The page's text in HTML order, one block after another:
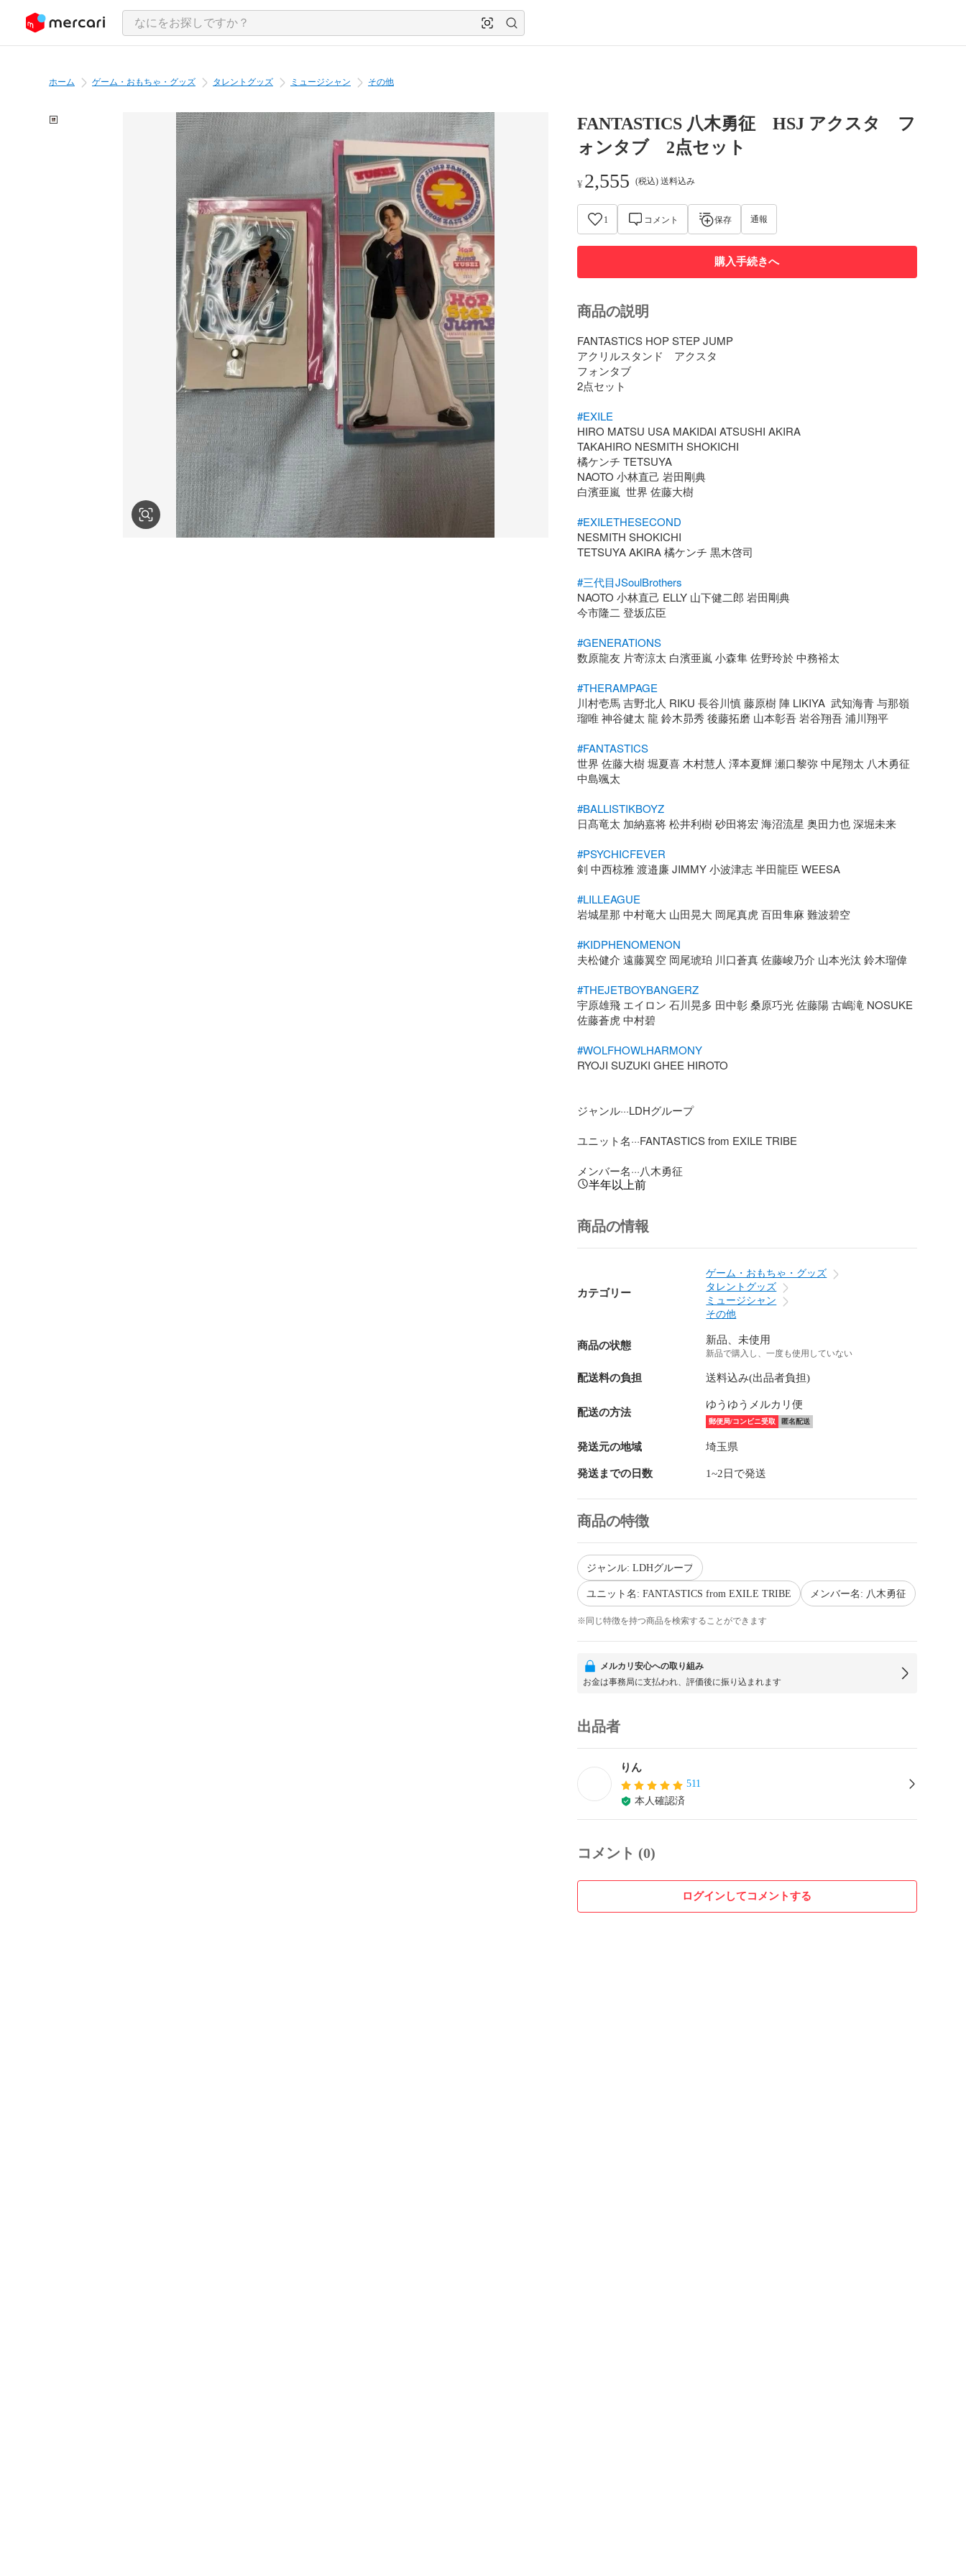
ツにスキップ
ホーム ゲーム・おもちゃ・グッズ タレントグッズ ミュージシャン その他
FANTASTICS 八木勇征 HSJ アクスタ フ
ォンタブ 2点セット
¥ 2,555 (税込) 送料込み
1 コメント 保存 通報
購入手続きへ
商品の説明
FANTASTICS HOP STEP JUMP
アクリルスタンド　アクスタ
フォンタブ
2点セット
#EXILE
HIRO MATSU USA MAKIDAI ATSUSHI AKIRA
TAKAHIRO NESMITH SHOKICHI
橘ケンチ TETSUYA
NAOTO 小林直己 岩田剛典
白濱亜嵐  世界 佐藤大樹
#EXILETHESECOND
NESMITH SHOKICHI
TETSUYA AKIRA 橘ケンチ 黒木啓司
#三代目JSoulBrothers
NAOTO 小林直己 ELLY 山下健二郎 岩田剛典
今市隆二 登坂広臣
#GENERATIONS
数原龍友 片寄涼太 白濱亜嵐 小森隼 佐野玲於 中務裕太
#THERAMPAGE
川村壱馬 吉野北人 RIKU 長谷川慎 藤原樹 陣 LIKIYA  武知海青 与那嶺
瑠唯 神谷健太 龍 鈴木昴秀 後藤拓磨 山本彰吾 岩谷翔吾 浦川翔平
#FANTASTICS
世界 佐藤大樹 堀夏喜 木村慧人 澤本夏輝 瀬口黎弥 中尾翔太 八木勇征
中島颯太
#BALLISTIKBOYZ
日髙竜太 加納嘉将 松井利樹 砂田将宏 海沼流星 奥田力也 深堀未来
#PSYCHICFEVER
剣 中西椋雅 渡邉廉 JIMMY 小波津志 半田龍臣 WEESA
#LILLEAGUE
岩城星那 中村竜大 山田晃大 岡尾真虎 百田隼麻 難波碧空
#KIDPHENOMENON
夫松健介 遠藤翼空 岡尾琥珀 川口蒼真 佐藤峻乃介 山本光汰 鈴木瑠偉
#THEJETBOYBANGERZ
宇原雄⾶ エイロン ⽯川晃多 田中彰 桑原巧光 佐藤陽 古嶋滝 NOSUKE
佐藤蒼⻁ 中村碧
#WOLFHOWLHARMONY
RYOJI SUZUKI GHEE HIROTO
ジャンル···LDHグループ
ユニット名···FANTASTICS from EXILE TRIBE
メンバー名···八木勇征
半年以上前
商品の情報
カテゴリー
ゲーム・おもちゃ・グッズ
タレントグッズ
ミュージシャン
その他
商品の状態 新品、未使用
新品で購入し、一度も使用していない
配送料の負担 送料込み(出品者負担)
配送の方法
ゆうゆうメルカリ便
郵便局/コンビニ受取 匿名配送
発送元の地域 埼玉県
発送までの日数 1~2日で発送
商品の特徴
ジャンル: LDHグループ
ユニット名: FANTASTICS from EXILE TRIBE メンバー名: 八木勇征
※同じ特徴を持つ商品を検索することができます
メルカリ安心への取り組み
お金は事務局に支払われ、評価後に振り込まれます
出品者
りん
511
本人確認済
コメント (0)
ログインしてコメントする